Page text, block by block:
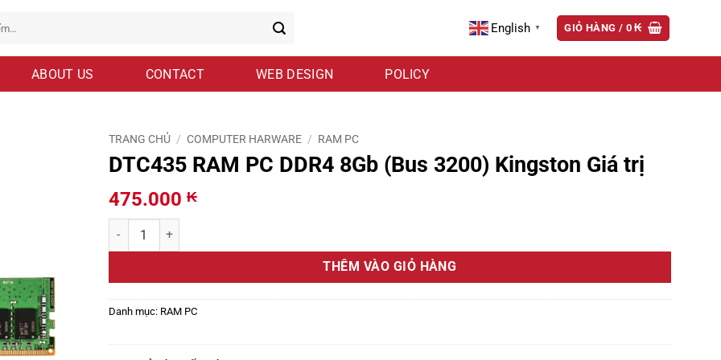
English ▼ GIỎ HÀNG / 0₭
ABOUT US CONTACT WEB DESIGN POLICY
TRANG CHỦ / COMPUTER HARWARE / RAM PC
DTC435 RAM PC DDR4 8Gb (Bus 3200) Kingston Giá trị
475.000 ₭
DTC435 RAM PC DDR4 8Gb (Bus 3200) Kingston Giá trị số lượng
THÊM VÀO GIỎ HÀNG
Danh mục: RAM PC